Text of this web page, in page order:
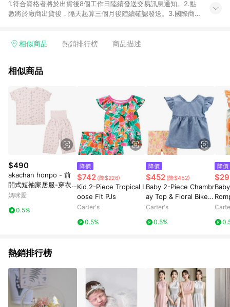
1.符合資格者將於出貨後8個工作日陸續發送交易訊息通知。2.點
數將於廠商出貨後，隔天起算三個月後陸續確認發送。3.國際商
使用未授權優惠碼不符合贈點資格。6.點數發送依據及返點上限
商品加總金額），亦即點數回饋計算並非以Carter's實際購買商品
分運費或稅金，可返點金額將以系統回傳金額為準 8. 若於商家
App下單，不符合LINE購物導購資格。
相似商品 熱銷排行榜 商品描述
相似商品
$490
akachan honpo - 前
開式短袖家居服-穿衣
練習 獨角獸-紫色
媽咪愛
0.5%
降價
$742 (降$226)
Kid 2-Piece Tropical L
oose Fit PJs
Carter's
0.5%
降價
$452 (降$452)
Baby 2-Piece Chambr
ay Top & Floral Bike S
horts
Carter's
0.5%
降價
熱銷排行榜